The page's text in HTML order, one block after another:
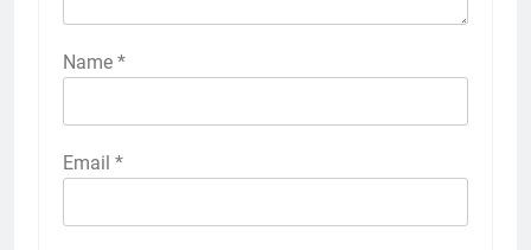
Name *
Email *